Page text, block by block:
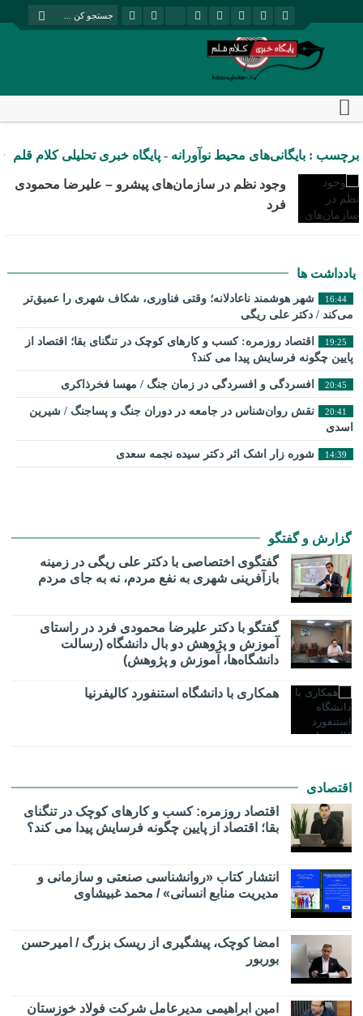
برچسب : بایگانی‌های محیط نوآورانه - پایگاه خبری تحلیلی کلام قلم
وجود نظم در سازمان‌های پیشرو – علیرضا محمودی
فرد
یادداشت ها
16:44
شهر هوشمند ناعادلانه؛ وقتی فناوری، شکاف شهری را عمیق‌تر
می‌کند / دکتر علی ریگی
19:25
اقتصاد روزمره: کسب‌ و کارهای کوچک در تنگنای بقا؛ اقتصاد از
پایین چگونه فرسایش پیدا می کند؟
20:45 افسردگی و افسردگی در زمان جنگ / مهسا فخرذاکری
20:41
نقش روان‌شناس در جامعه در دوران جنگ و پساجنگ / شیرین
اسدی
14:39 شوره زار اشک اثر دکتر سیده نجمه سعدی
گزارش و گفتگو
گفتگوی اختصاصی با دکتر علی ریگی در زمینه
بازآفرینی شهری به نفع مردم، نه به جای مردم
گفتگو با دکتر علیرضا محمودی فرد در راستای
آموزش و پژوهش دو بال دانشگاه (رسالت
دانشگاه‌ها، آموزش و پژوهش)
همکاری با دانشگاه استنفورد کالیفرنیا
اقتصادی
اقتصاد روزمره: کسب‌ و کارهای کوچک در تنگنای
بقا؛ اقتصاد از پایین چگونه فرسایش پیدا می کند؟
انتشار کتاب «روانشناسی صنعتی و سازمانی و
مدیریت منابع انسانی» / محمد غبیشاوی
امضا کوچک، پیشگیری از ریسک بزرگ / امیرحسن
بوربور
امین ابراهیمی مدیرعامل شرکت فولاد خوزستان